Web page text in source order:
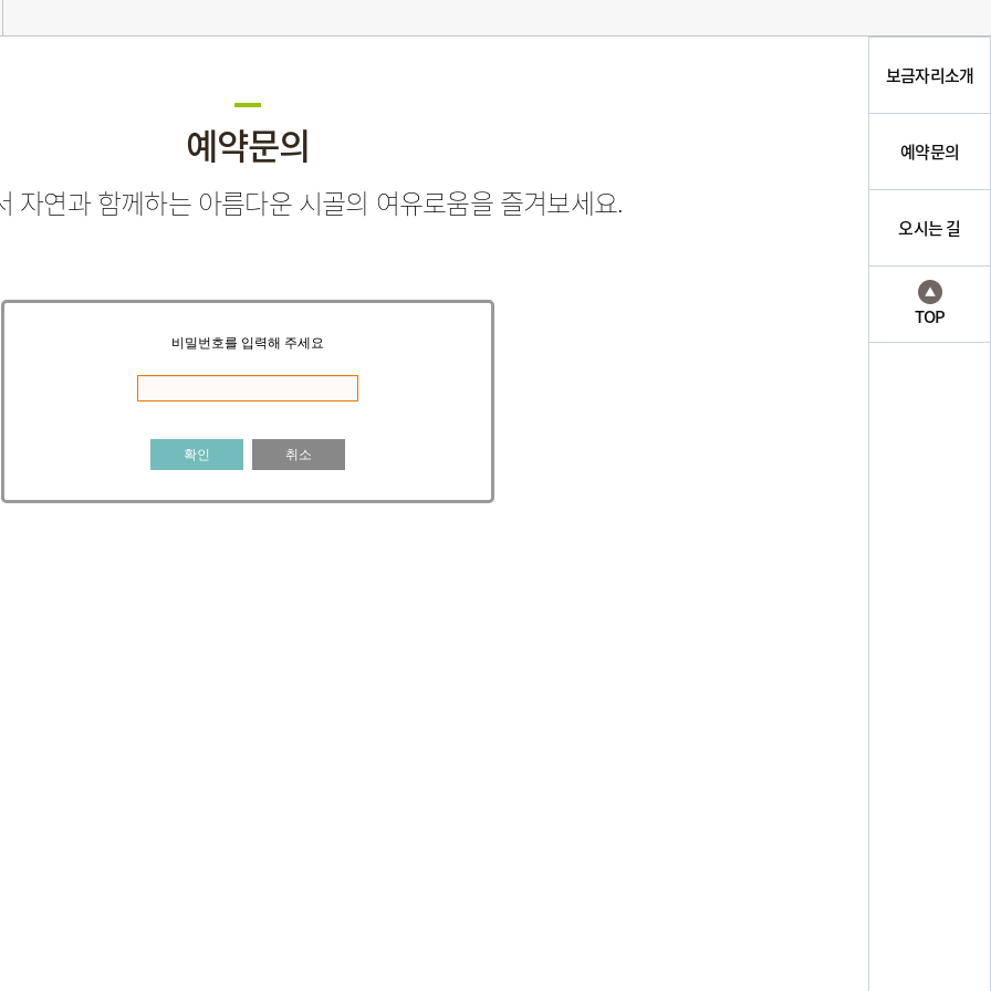
보금자리소개
예약문의
오시는 길
TOP
예약문의
자연과 함께하는 아름다운 시골의 여유로움을 즐겨보세요.
비밀번호를 입력해 주세요
확인 취소